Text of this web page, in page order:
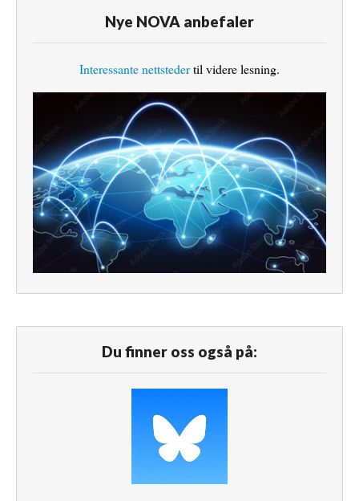
Nye NOVA anbefaler
Interessante nettstedertil videre lesning.
Du finner oss også på: